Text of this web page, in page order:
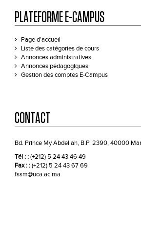
PLATEFORME E-CAMPUS
Page d'accueil
Liste des catégories de cours
Annonces administratives
Annonces pédagogiques
Gestion des comptes E-Campus
CONTACT
Bd. Prince My Abdellah, B.P. 2390, 40000
Tél : :(+212) 5 24 43 46 49
Fax : :(+212) 5 24 43 67 69
fssm@uca.ac.ma